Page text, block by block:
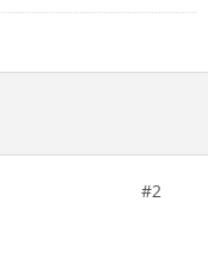
#2